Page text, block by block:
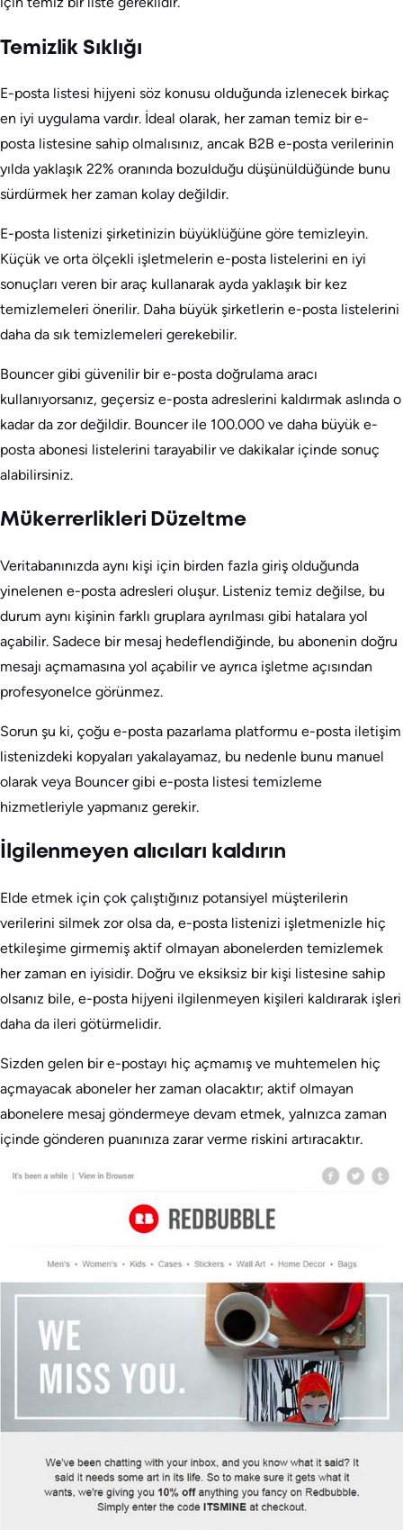
Temizlik Sıklığı
E-posta listesi hijyeni söz konusu olduğunda izlenecek birkaç
en iyi uygulama vardır. İdeal olarak, her zaman temiz bir e-
posta listesine sahip olmalısınız, ancak B2B e-posta verilerinin
yılda yaklaşık 22% oranında bozulduğu düşünüldüğünde bunu
sürdürmek her zaman kolay değildir.
E-posta listenizi şirketinizin büyüklüğüne göre temizleyin.
Küçük ve orta ölçekli işletmelerin e-posta listelerini en iyi
sonuçları veren bir araç kullanarak ayda yaklaşık bir kez
temizlemeleri önerilir. Daha büyük şirketlerin e-posta listelerini
daha da sık temizlemeleri gerekebilir.
Bouncer gibi güvenilir bir e-posta doğrulama aracı
kullanıyorsanız, geçersiz e-posta adreslerini kaldırmak aslında o
kadar da zor değildir. Bouncer ile 100.000 ve daha büyük e-
posta abonesi listelerini tarayabilir ve dakikalar içinde sonuç
alabilirsiniz.
Mükerrerlikleri Düzeltme
Veritabanınızda aynı kişi için birden fazla giriş olduğunda
yinelenen e-posta adresleri oluşur. Listeniz temiz değilse, bu
durum aynı kişinin farklı gruplara ayrılması gibi hatalara yol
açabilir. Sadece bir mesaj hedeflendiğinde, bu abonenin doğru
mesajı açmamasına yol açabilir ve ayrıca işletme açısından
profesyonelce görünmez.
Sorun şu ki, çoğu e-posta pazarlama platformu e-posta iletişim
listenizdeki kopyaları yakalayamaz, bu nedenle bunu manuel
olarak veya Bouncer gibi e-posta listesi temizleme
hizmetleriyle yapmanız gerekir.
İlgilenmeyen alıcıları kaldırın
Elde etmek için çok çalıştığınız potansiyel müşterilerin
verilerini silmek zor olsa da, e-posta listenizi işletmenizle hiç
etkileşime girmemiş aktif olmayan abonelerden temizlemek
her zaman en iyisidir. Doğru ve eksiksiz bir kişi listesine sahip
olsanız bile, e-posta hijyeni ilgilenmeyen kişileri kaldırarak işleri
daha da ileri götürmelidir.
Sizden gelen bir e-postayı hiç açmamış ve muhtemelen hiç
açmayacak aboneler her zaman olacaktır; aktif olmayan
abonelere mesaj göndermeye devam etmek, yalnızca zaman
içinde gönderen puanınıza zarar verme riskini artıracaktır.